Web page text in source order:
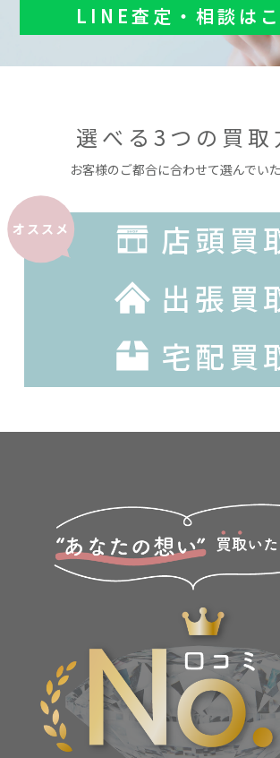
LINE査定・相談は
選べる3つの買取
お客様のご都合に合わせて選んでい
オススメ
店頭買
出張買
宅配買